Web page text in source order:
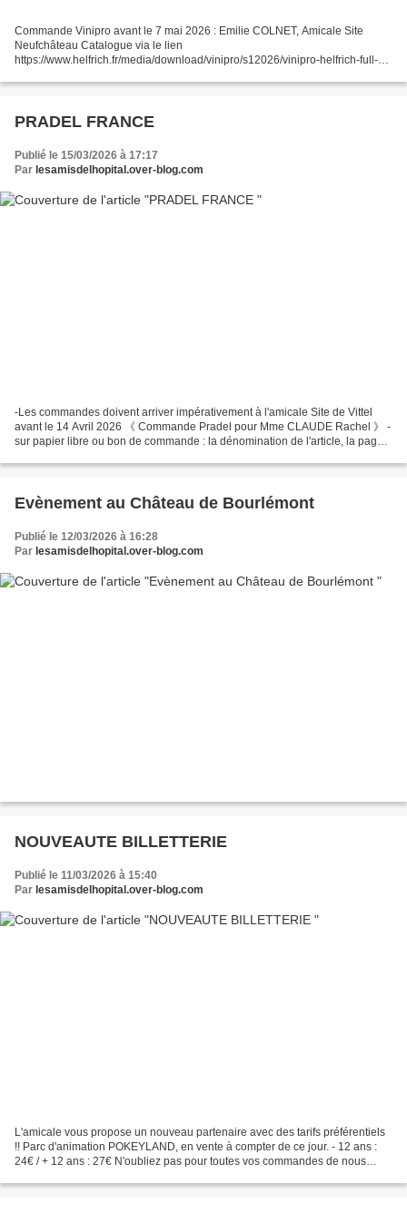
Commande Vinipro avant le 7 mai 2026 : Emilie COLNET, Amicale Site
Neufchâteau Catalogue via le lien
https://www.helfrich.fr/media/download/vinipro/s12026/vinipro-helfrich-full-
PRADEL FRANCE
Publié le 15/03/2026 à 17:17
Par lesamisdelhopital.over-blog.com
-Les commandes doivent arriver impérativement à l'amicale Site de Vittel
avant le 14 Avril 2026 《 Commande Pradel pour Mme CLAUDE Rachel 》 -
sur papier libre ou bon de commande : la dénomination de l'article, la page,
Evènement au Château de Bourlémont
Publié le 12/03/2026 à 16:28
Par lesamisdelhopital.over-blog.com
NOUVEAUTE BILLETTERIE
Publié le 11/03/2026 à 15:40
Par lesamisdelhopital.over-blog.com
L'amicale vous propose un nouveau partenaire avec des tarifs préférentiels
!! Parc d'animation POKEYLAND, en vente à compter de ce jour. - 12 ans :
24€ / + 12 ans : 27€ N'oubliez pas pour toutes vos commandes de nous